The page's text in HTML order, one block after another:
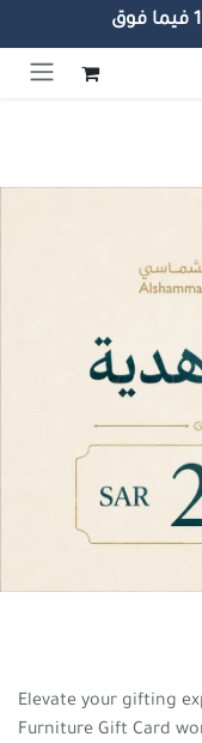
Elevate your gifting
Furniture Gift Card